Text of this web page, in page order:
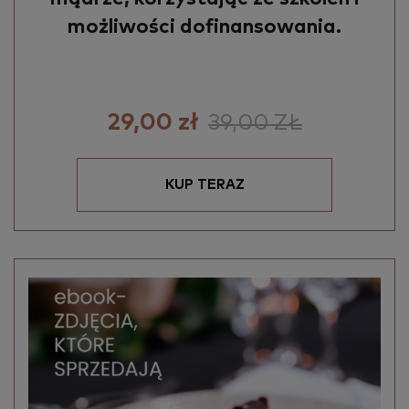
możliwości dofinansowania.
29,00 zł 39,00 ZŁ
KUP TERAZ
Podaj powiat zatrudnienia
Wybierz województwo zatrudnienia
Wybierz formę zatrudnienia